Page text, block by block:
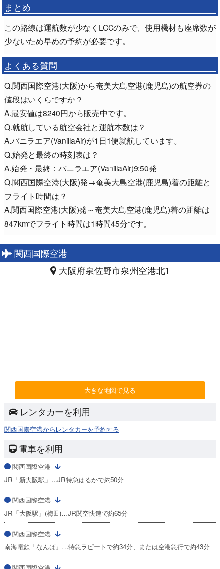
まとめ
この路線は運航数が少なくLCCのみで、使用機材も座席数が
少ないため早めの予約が必要です。
よくある質問
Q.関西国際空港(大阪)から奄美大島空港(鹿児島)の航空券の
値段はいくらですか？
A.最安値は8240円から販売中です。
Q.就航している航空会社と運航本数は？
A.バニラエア(VanillaAir)が1日1便就航しています。
Q.始発と最終の時刻表は？
A.始発・最終：バニラエア(VanillaAir)9:50発
Q.関西国際空港(大阪)発→奄美大島空港(鹿児島)着の距離と
フライト時間は？
A.関西国際空港(大阪)発～奄美大島空港(鹿児島)着の距離は
847kmでフライト時間は1時間45分です。
関西国際空港
大阪府泉佐野市泉州空港北1
大きな地図で見る
レンタカーを利用
関西国際空港からレンタカーを予約する
電車を利用
関西国際空港
JR「新大阪駅」…JR特急はるかで約50分
関西国際空港
JR「大阪駅」(梅田)…JR関空快速で約65分
関西国際空港
南海電鉄「なんば」…特急ラピートで約34分、または空港急行で約43分